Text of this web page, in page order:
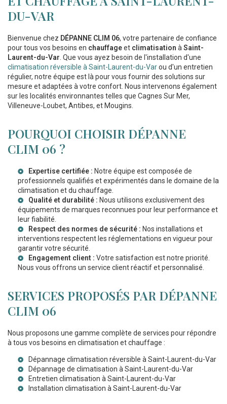
DU-VAR
Bienvenue chez DÉPANNE CLIM 06, votre partenaire de confiance
pour tous vos besoins en chauffageet climatisation à Saint-
Laurent-du-Var . Que vous ayez besoin de l'installation d'une
climatisation réversible à Saint-Laurent-du-Varou d'un entretien
régulier, notre équipe est là pour vous fournir des solutions sur
mesure et adaptées à votre confort. Nous intervenons également
sur les localités environnantes telles que Cagnes Sur Mer,
Villeneuve-Loubet, Antibes, et Mougins.
POURQUOI CHOISIR DÉPANNE
CLIM 06 ?
Expertise certifiée : Notre équipe est composée de
professionnels qualifiés et expérimentés dans le domaine de la
climatisation et du chauffage.
Qualité et durabilité : Nous utilisons exclusivement des
équipements de marques reconnues pour leur performance et
leur fiabilité.
Respect des normes de sécurité : Nos installations et
interventions respectent les réglementations en vigueur pour
garantir votre sécurité.
Engagement client : Votre satisfaction est notre priorité.
Nous vous offrons un service client réactif et personnalisé.
SERVICES PROPOSÉS PAR DÉPANNE
CLIM 06
Nous proposons une gamme complète de services pour répondre
à tous vos besoins en climatisation et chauffage :
Dépannage climatisation réversible à Saint-Laurent-du-Var
Dépannage de climatisation à Saint-Laurent-du-Var
Entretien climatisation à Saint-Laurent-du-Var
Installation climatisation à Saint-Laurent-du-Var